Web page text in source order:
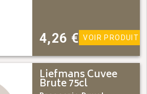
4,26 € VOIR PRODUIT
Liefmans Cuvee
Brute 75cl